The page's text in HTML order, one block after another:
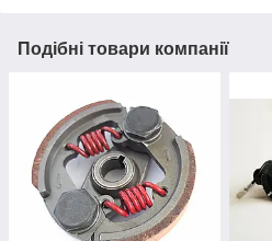
Подібні товари компанії